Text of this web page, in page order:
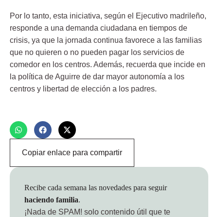
Por lo tanto, esta iniciativa, según el Ejecutivo madrileño,
responde a una demanda ciudadana en tiempos de
crisis, ya que la jornada continua favorece a las familias
que no quieren o no pueden pagar los servicios de
comedor en los centros. Además, recuerda que incide en
la política de Aguirre de dar mayor autonomía a los
centros y libertad de elección a los padres.
Copiar enlace para compartir
Recibe cada semana las novedades para seguir
haciendo familia.
¡Nada de SPAM! solo contenido útil que te